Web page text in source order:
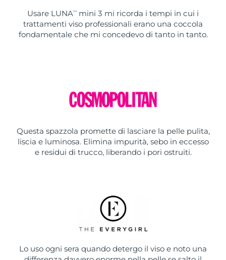
Usare LUNATM
mini 3 mi ricorda i tempi in cui i
trattamenti viso professionali erano una coccola
fondamentale che mi concedevo di tanto in tanto.
Questa spazzola promette di lasciare la pelle pulita,
liscia e luminosa. Elimina impurità, sebo in eccesso
e residui di trucco, liberando i pori ostruiti.
Lo uso ogni sera quando detergo il viso e noto una